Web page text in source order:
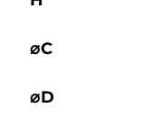
⌀C
⌀D